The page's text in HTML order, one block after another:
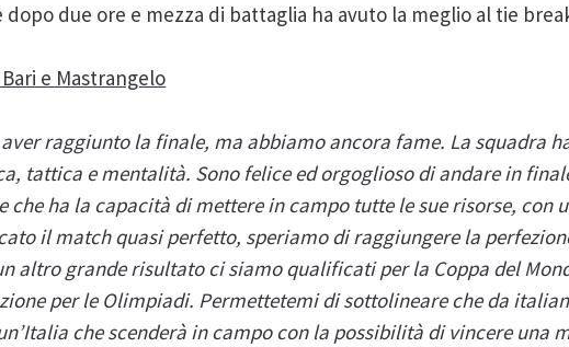
dopo due ore e mezza di battaglia ha avuto la meglio al tie
e Mastrangelo
raggiunto la finale, ma abbiamo ancora fame. La squadra
tattica e mentalità. Sono felice ed orgoglioso di andare in
che ha la capacità di mettere in campo tutte le sue risorse, con
il match quasi perfetto, speriamo di raggiungere la
altro grande risultato ci siamo qualificati per la Coppa del
per le Olimpiadi. Permettetemi di sottolineare che da
che scenderà in campo con la possibilità di vincere una